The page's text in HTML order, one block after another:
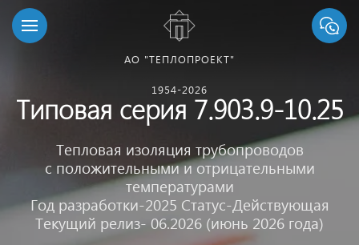
АО "ТЕПЛОПРОЕКТ"
1954-2026
Типовая серия 7.903.9-10.25
Тепловая изоляция трубопроводов
с положительными и отрицательными
температурами
Год разработки-2025 Статус-Действующая
Текущий релиз- 06.2026 (июнь 2026 года)